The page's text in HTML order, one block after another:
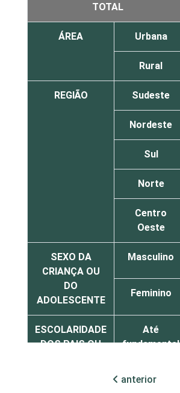
TOTAL
ÁREA Urbana
Rural
REGIÃO Sudeste
Nordeste
Sul
Norte
Centro
Oeste
SEXO DA
CRIANÇA OU
DO
ADOLESCENTE
Masculino
Feminino
ESCOLARIDADE
DOS PAIS OU
Até
fundamental
anterior